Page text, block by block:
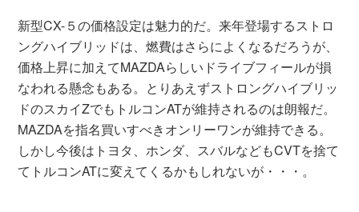
新型CX-５の価格設定は魅力的だ。来年登場するストロ
ングハイブリッドは、燃費はさらによくなるだろうが、
価格上昇に加えてMAZDAらしいドライブフィールが損
なわれる懸念もある。とりあえずストロングハイブリッ
ドのスカイZでもトルコンATが維持されるのは朗報だ。
MAZDAを指名買いすべきオンリーワンが維持できる。
しかし今後はトヨタ、ホンダ、スバルなどもCVTを捨て
てトルコンATに変えてくるかもしれないが・・・。